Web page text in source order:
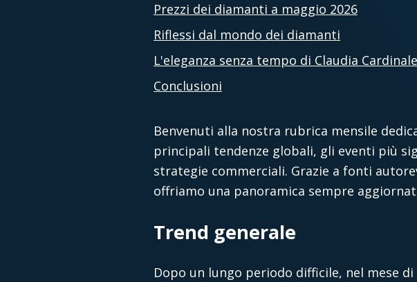
Prezzi dei diamanti a maggio 2026
Riflessi dal mondo dei diamanti
L'eleganza senza tempo di Claudia
Conclusioni
Benvenuti alla nostra rubrica mensile
principali tendenze globali, gli eventi più
strategie commerciali. Grazie a fonti
offriamo una panoramica sempre
Trend generale
Dopo un lungo periodo difficile, nel mese